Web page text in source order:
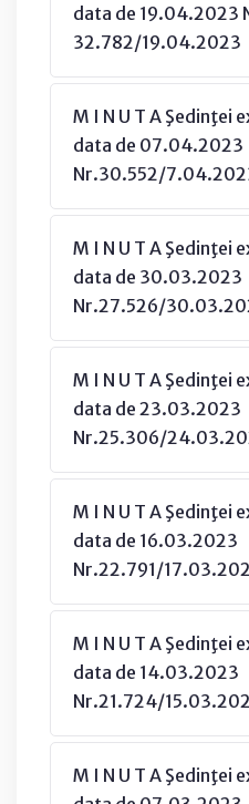
data de 19.04.2023
32.782/19.04.2023
M I N U T A Şedinţei
data de 07.04.2023
Nr.30.552/
M I N U T A Şedinţei
data de 30.03.2023
Nr.27.526/
M I N U T A Şedinţei
data de 23.03.2023
Nr.25.306/
M I N U T A Şedinţei
data de 16.03.2023
Nr.22.791/
M I N U T A Şedinţei
data de 14.03.2023
Nr.21.724/
M I N U T A Şedinţei